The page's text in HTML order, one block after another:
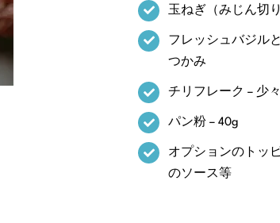
玉ねぎ（みじん切
フレッシュバジル
つかみ
チリフレーク – 少
パン粉 – 40g
オプションのトッ
のソース等